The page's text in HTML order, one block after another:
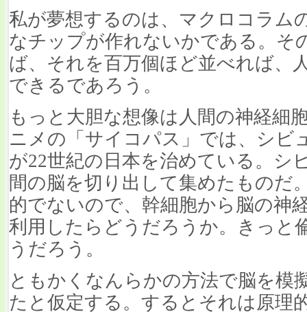
私が夢想するのは、マクロコラム
なチップが作れないかである。そ
ば、それを百万個ほど並べれば、
できるであろう。
もっと大胆な想像は人間の神経細
ニメの「サイコパス」では、シビ
が22世紀の日本を治めている。シ
間の脳を切り出して集めたものだ
的でないので、幹細胞から脳の神
利用したらどうだろうか。きっと
うだろう。
ともかくなんらかの方法で脳を模
たと仮定する。するとそれは原理